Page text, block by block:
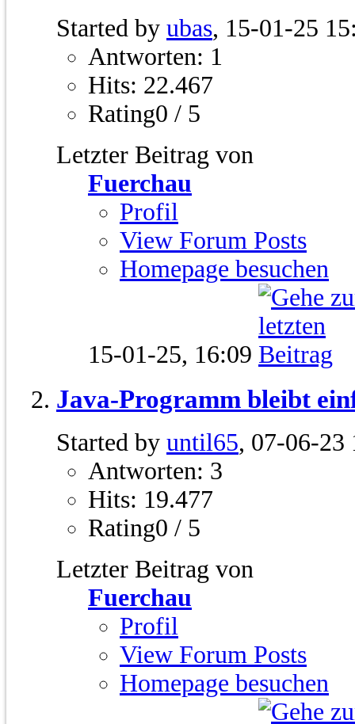
Started by ubas, 15-01-25
Antworten: 1
Hits: 22.467
Rating0 / 5
Letzter Beitrag von
Fuerchau
Profil
View Forum Posts
Homepage besuchen
15-01-25, 16:09
Java-Programm bleibt
Started by until65, 07-06-23
Antworten: 3
Hits: 19.477
Rating0 / 5
Letzter Beitrag von
Fuerchau
Profil
View Forum Posts
Homepage besuchen